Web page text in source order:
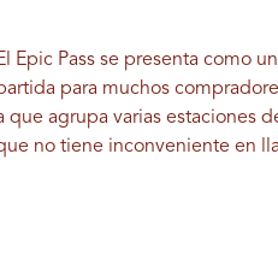
Epic Pass se presenta como
para muchos
que agrupa varias estaciones
no tiene inconveniente en